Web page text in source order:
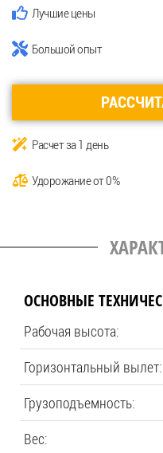
Лучшие цены
Большой опыт
Расчет за 1 день
Удорожание от 0%
ОСНОВНЫЕ
Рабочая высота:
Горизонтальный вылет:
Грузоподъемность:
Вес: